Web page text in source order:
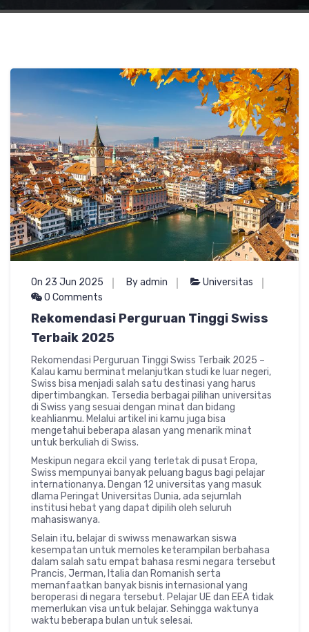
On 23 Jun 2025 By admin
Universitas
0 Comments
Rekomendasi Perguruan Tinggi Swiss
Terbaik 2025
Rekomendasi Perguruan Tinggi Swiss Terbaik 2025 –
Kalau kamu berminat melanjutkan studi ke luar negeri,
Swiss bisa menjadi salah satu destinasi yang harus
dipertimbangkan. Tersedia berbagai pilihan universitas
di Swiss yang sesuai dengan minat dan bidang
keahlianmu. Melalui artikel ini kamu juga bisa
mengetahui beberapa alasan yang menarik minat
untuk berkuliah di Swiss.
Meskipun negara ekcil yang terletak di pusat Eropa,
Swiss mempunyai banyak peluang bagus bagi pelajar
internationanya. Dengan 12 universitas yang masuk
dlama Peringat Universitas Dunia, ada sejumlah
institusi hebat yang dapat dipilih oleh seluruh
mahasiswanya.
Selain itu, belajar di swiwss menawarkan siswa
kesempatan untuk memoles keterampilan berbahasa
dalam salah satu empat bahasa resmi negara tersebut
Prancis, Jerman, Italia dan Romanish serta
memanfaatkan banyak bisnis internasional yang
beroperasi di negara tersebut. Pelajar UE dan EEA tidak
memerlukan visa untuk belajar. Sehingga waktunya
waktu beberapa bulan untuk selesai.